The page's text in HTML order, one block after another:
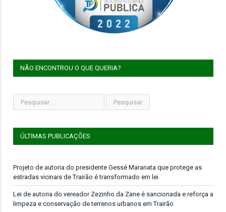
NÃO ENCONTROU O QUE QUERIA?
ÚLTIMAS PUBLICAÇÕES
Projeto de autoria do presidente Gessé Maranata que protege as
estradas vicinais de Trairão é transformado em lei
Lei de autoria do vereador Zezinho da Zane é sancionada e reforça a
limpeza e conservação de terrenos urbanos em Trairão